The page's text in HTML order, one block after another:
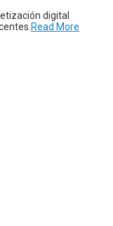
digital
Read More